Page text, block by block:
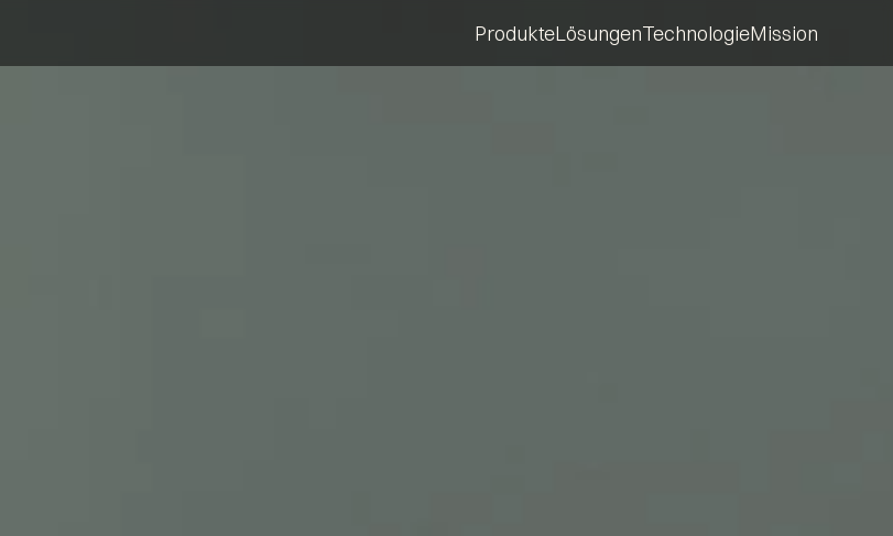
ProdukteLösungenTechnologieMission